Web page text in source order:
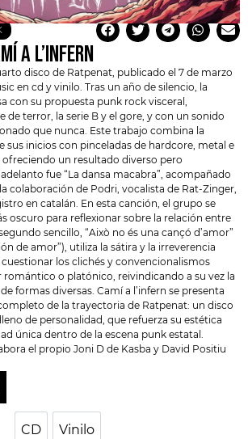
A L’INFERN
disco de Ratpenat , publicado el 7 de marzo
en cd y vinilo. Tras un año de silencio, la
con su propuesta punk rock visceral,
de terror, la serie B y el gore, y con un sonido
que nunca. Este trabajo combina la
sus inicios con pinceladas de hardcore, metal e
un resultado diverso pero
fue “La dansa macabra”, acompañado
colaboración de Podri, vocalista de Rat-Zinger,
en catalán. En esta canción, el grupo se
oscuro para reflexionar sobre la relación entre
sencillo, “Això no és una cançó d’amor”
de amor”), utiliza la sátira y la irreverencia
cuestionar los clichés y convencionalismos
romántico o platónico, reivindicando a su vez la
formas diversas. Camí a l’infern se presenta
de la trayectoria de Ratpenat: un disco
de personalidad, que refuerza su estética
única dentro de la escena punk estatal.
el propio Joni D de Kasba y David Positiu
CD Vinilo